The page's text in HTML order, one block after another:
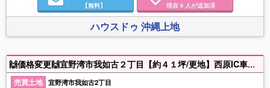
【無料】 現在 0 人が追加済
ハウスドゥ 沖縄上地
🙌価格変更🙌宜野湾市我如古２丁目【約４１坪/更地】西原IC車で７分!建築条件なし！お好きなハウスメーカーさんで理想の住まいはいかがですか？お気軽にお問合せいお待ちしております。☎098-921-1776
売買土地 宜野湾市我如古2丁目